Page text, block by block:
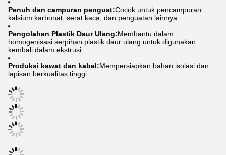
Penuh dan campuran penguat:Cocok untuk pencampuran
kalsium karbonat, serat kaca, dan penguatan lainnya.
Pengolahan Plastik Daur Ulang:Membantu dalam
homogenisasi serpihan plastik daur ulang untuk digunakan
kembali dalam ekstrusi.
Produksi kawat dan kabel:Mempersiapkan bahan isolasi dan
lapisan berkualitas tinggi.